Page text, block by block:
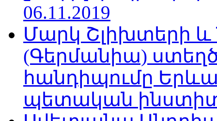
06.11.2019
Մարկ Շլիխտերի և
(Գերմանիա)
հանդիպումը
պետական